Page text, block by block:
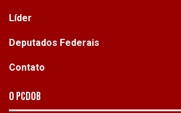
Líder
Deputados Federais
Contato
O PCdoB